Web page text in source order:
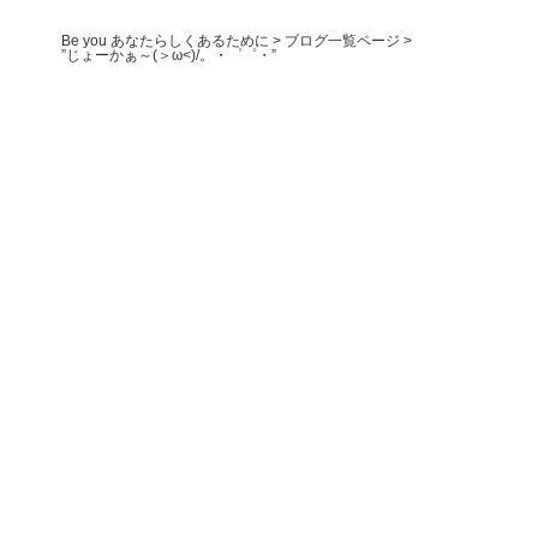
Be you あなたらしくあるために > ブログ一覧ページ >
”じょーかぁ～(＞ω<)/。・゜゜・”